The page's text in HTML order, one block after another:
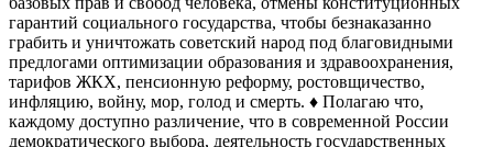
гарантий социального государства, чтобы безнаказанно
грабить и уничтожать советский народ под благовидными
предлогами оптимизации образования и здравоохранения,
тарифов ЖКХ, пенсионную реформу, ростовщичество,
инфляцию, войну, мор, голод и смерть. ♦️ Полагаю что,
каждому доступно различение, что в современной России
демократического выбора, деятельность государственных